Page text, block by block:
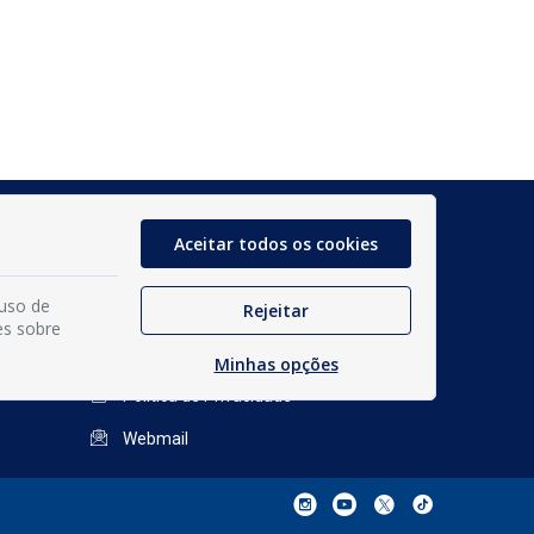
Glossário
Mapa do Site
Perguntas Frequentes
Política de Privacidade
Webmail
de
sobre
Aceitar todos os cookies
Rejeitar
Minhas opções